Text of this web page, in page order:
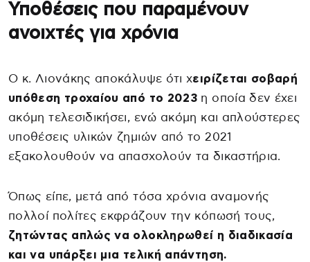
Υποθέσεις που παραμένουν
ανοιχτές για χρόνια
Ο κ. Λιονάκης αποκάλυψε ότι χειρίζεται σοβαρή
υπόθεση τροχαίου από το 2023 η οποία δεν έχει
ακόμη τελεσιδικήσει, ενώ ακόμη και απλούστερες
υποθέσεις υλικών ζημιών από το 2021
εξακολουθούν να απασχολούν τα δικαστήρια.
Όπως είπε, μετά από τόσα χρόνια αναμονής
πολλοί πολίτες εκφράζουν την κόπωσή τους,
ζητώντας απλώς να ολοκληρωθεί η διαδικασία
και να υπάρξει μια τελική απάντηση.